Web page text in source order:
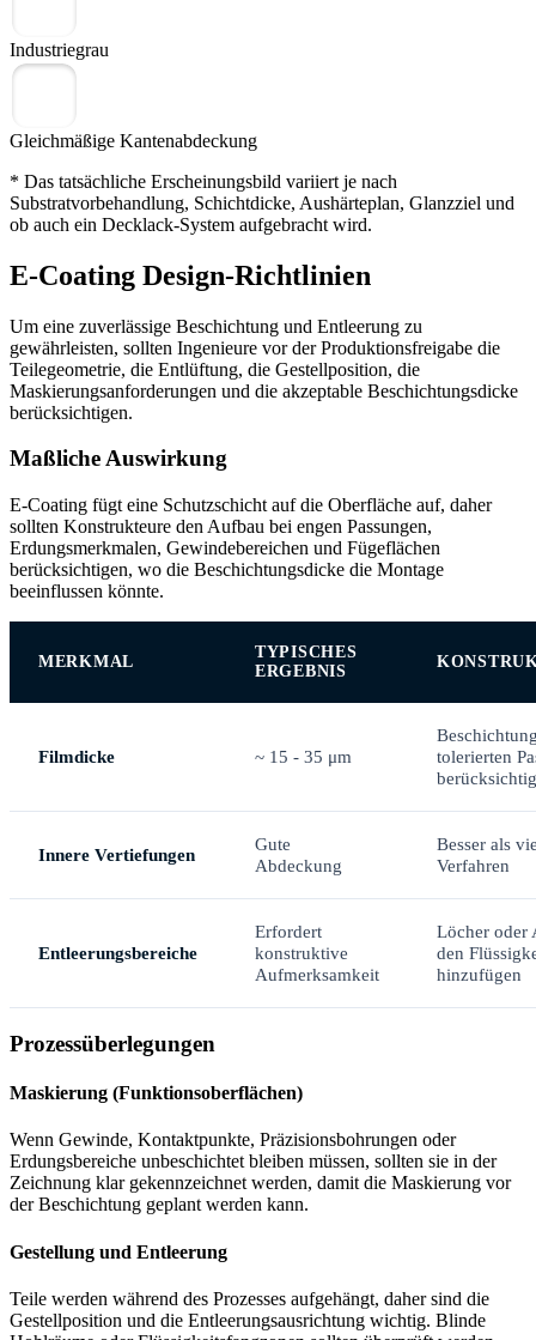
Industriegrau
Gleichmäßige Kantenabdeckung
* Das tatsächliche Erscheinungsbild variiert je nach
Substratvorbehandlung, Schichtdicke, Aushärteplan, Glanzziel und
ob auch ein Decklack-System aufgebracht wird.
E-Coating Design-Richtlinien
Um eine zuverlässige Beschichtung und Entleerung zu
gewährleisten, sollten Ingenieure vor der Produktionsfreigabe die
Teilegeometrie, die Entlüftung, die Gestellposition, die
Maskierungsanforderungen und die akzeptable Beschichtungsdicke
berücksichtigen.
Maßliche Auswirkung
E-Coating fügt eine Schutzschicht auf die Oberfläche auf, daher
sollten Konstrukteure den Aufbau bei engen Passungen,
Erdungsmerkmalen, Gewindebereichen und Fügeflächen
berücksichtigen, wo die Beschichtungsdicke die Montage
beeinflussen könnte.
MERKMAL
TYPISCHES
ERGEBNIS
Filmdicke ~ 15 - 35 μm
tolerierten
Innere Vertiefungen
Gute
Abdeckung
Besser als
Verfahren
Entleerungsbereiche
Erfordert
konstruktive
Aufmerksamkeit
Löcher oder
den
hinzufügen
Prozessüberlegungen
Maskierung (Funktionsoberflächen)
Wenn Gewinde, Kontaktpunkte, Präzisionsbohrungen oder
Erdungsbereiche unbeschichtet bleiben müssen, sollten sie in der
Zeichnung klar gekennzeichnet werden, damit die Maskierung vor
der Beschichtung geplant werden kann.
Gestellung und Entleerung
Teile werden während des Prozesses aufgehängt, daher sind die
Gestellposition und die Entleerungsausrichtung wichtig. Blinde